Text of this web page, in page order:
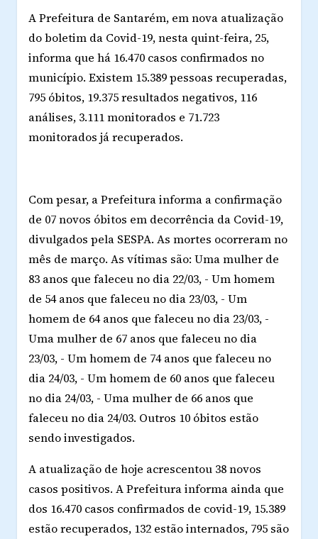
A Prefeitura de Santarém, em nova atualização
do boletim da Covid-19, nesta quint-feira, 25,
informa que há 16.470 casos confirmados no
município. Existem 15.389 pessoas recuperadas,
795 óbitos, 19.375 resultados negativos, 116
análises, 3.111 monitorados e 71.723
monitorados já recuperados.
Com pesar, a Prefeitura informa a confirmação
de 07 novos óbitos em decorrência da Covid-19,
divulgados pela SESPA. As mortes ocorreram no
mês de março. As vítimas são: Uma mulher de
83 anos que faleceu no dia 22/03, - Um homem
de 54 anos que faleceu no dia 23/03, - Um
homem de 64 anos que faleceu no dia 23/03, -
Uma mulher de 67 anos que faleceu no dia
23/03, - Um homem de 74 anos que faleceu no
dia 24/03, - Um homem de 60 anos que faleceu
no dia 24/03, - Uma mulher de 66 anos que
faleceu no dia 24/03. Outros 10 óbitos estão
sendo investigados.
A atualização de hoje acrescentou 38 novos
casos positivos. A Prefeitura informa ainda que
dos 16.470 casos confirmados de covid-19, 15.389
estão recuperados, 132 estão internados, 795 são